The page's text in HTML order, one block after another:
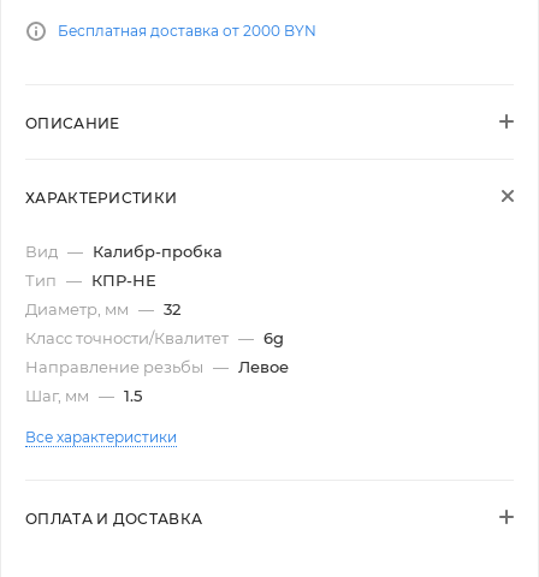
Бесплатная доставка от 2000 BYN
ОПИСАНИЕ
ХАРАКТЕРИСТИКИ
Вид — Калибр-пробка
Тип — КПР-НЕ
Диаметр, мм — 32
Класс точности/Квалитет — 6g
Направление резьбы — Левое
Шаг, мм — 1.5
Все характеристики
ОПЛАТА И ДОСТАВКА